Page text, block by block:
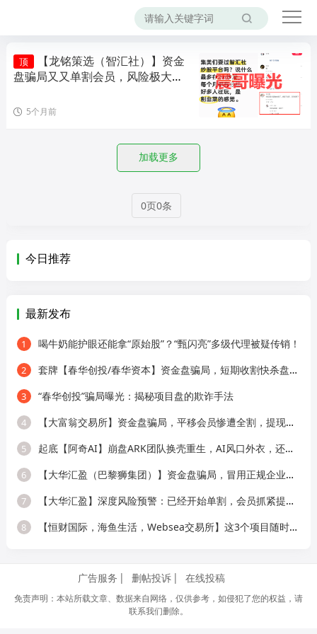
顶
【龙铭策选（智汇社）】资金
盘骗局又又单割会员，风险极大，
5个月前
加载更多
0页0条
今日推荐
最新发布
1 喝牛奶能护眼还能拿“原始股”？“甄闪亮”多级代理被疑传销！
2 套牌【春华创投/春华资本】资金盘骗局，短期收割快杀盘，远离！
3 “春华创投”骗局曝光：揭秘项目盘的欺诈手法
4 【大富翁交易所】资金盘骗局，平移会员惨遭全割，提现直接封号！
5 起底【阿奇AI】崩盘ARK团队换壳重生，AI风口外衣，还是老牌分销套路！
6 【大华汇盈（巴黎狮集团）】资金盘骗局，冒用正规企业名称，大量单割会员，
7 【大华汇盈】深度风险预警：已经开始单割，会员抓紧提现！！！
8 【恒财国际，海鱼生活，Websea交易所】这3个项目随时崩盘跑路，赶快远离！
广告服务 删帖投诉 在线投稿
免责声明：本站所载文章、数据来自网络，仅供参考，如侵犯了您的权益，请
联系我们删除。